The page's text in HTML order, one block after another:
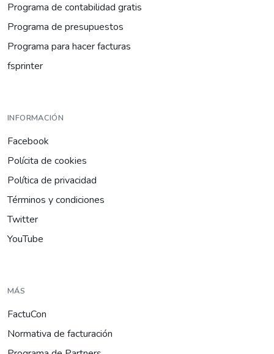
Programa de contabilidad gratis
Programa de presupuestos
Programa para hacer facturas
fsprinter
INFORMACIÓN
Facebook
Polícita de cookies
Política de privacidad
Términos y condiciones
Twitter
YouTube
MÁS
FactuCon
Normativa de facturación